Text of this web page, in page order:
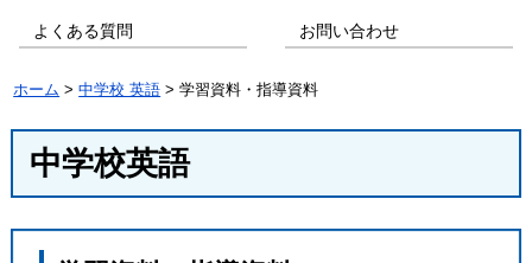
よくある質問 お問い合わせ
ホーム >中学校 英語 > 学習資料・指導資料
中学校英語